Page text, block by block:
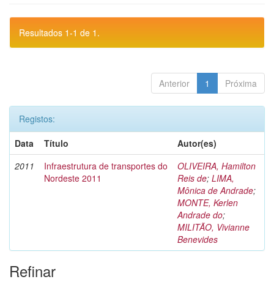
Resultados 1-1 de 1.
Anterior 1 Próxima
Registos:
Data
Título
Autor(es)
2011
Infraestrutura de transportes do
Nordeste 2011
OLIVEIRA, Hamilton
Reis de; LIMA,
Mônica de Andrade;
MONTE, Kerlen
Andrade do;
MILITÃO, Vivianne
Benevides
Refinar